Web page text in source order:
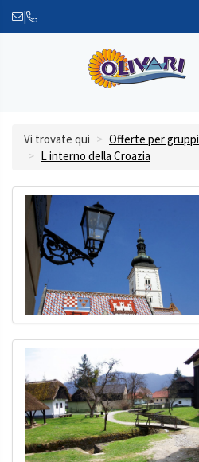
|
Vi trovate qui Offerte per gruppi
L interno della Croazia